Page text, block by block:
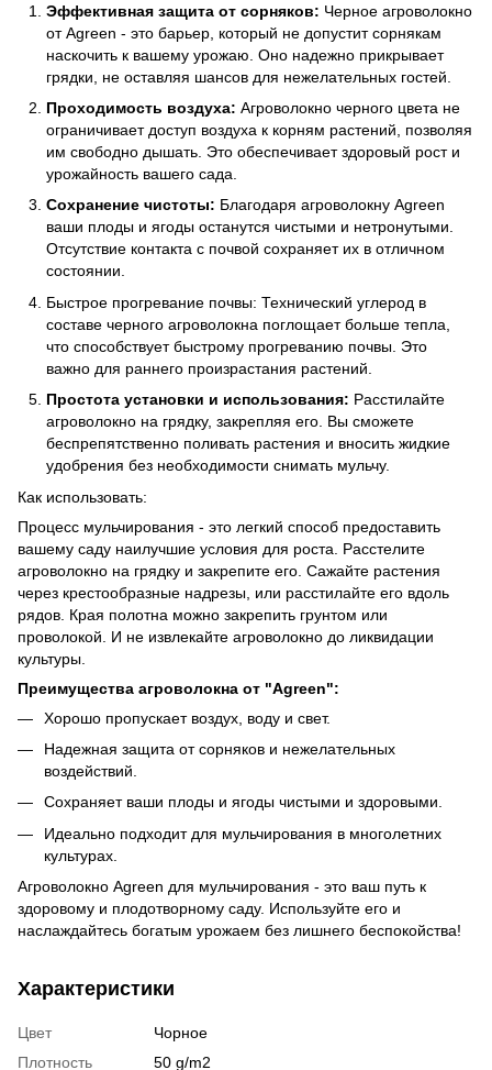
Эффективная защита от сорняков: Черное агроволокно
от Agreen - это барьер, который не допустит сорнякам
наскочить к вашему урожаю. Оно надежно прикрывает
грядки, не оставляя шансов для нежелательных гостей.
Проходимость воздуха: Агроволокно черного цвета не
ограничивает доступ воздуха к корням растений, позволяя
им свободно дышать. Это обеспечивает здоровый рост и
урожайность вашего сада.
Сохранение чистоты: Благодаря агроволокну Agreen
ваши плоды и ягоды останутся чистыми и нетронутыми.
Отсутствие контакта с почвой сохраняет их в отличном
состоянии.
Быстрое прогревание почвы: Технический углерод в
составе черного агроволокна поглощает больше тепла,
что способствует быстрому прогреванию почвы. Это
важно для раннего произрастания растений.
Простота установки и использования: Расстилайте
агроволокно на грядку, закрепляя его. Вы сможете
беспрепятственно поливать растения и вносить жидкие
удобрения без необходимости снимать мульчу.
Как использовать:
Процесс мульчирования - это легкий способ предоставить
вашему саду наилучшие условия для роста. Расстелите
агроволокно на грядку и закрепите его. Сажайте растения
через крестообразные надрезы, или расстилайте его вдоль
рядов. Края полотна можно закрепить грунтом или
проволокой. И не извлекайте агроволокно до ликвидации
культуры.
Преимущества агроволокна от "Agreen":
Хорошо пропускает воздух, воду и свет.
Надежная защита от сорняков и нежелательных
воздействий.
Сохраняет ваши плоды и ягоды чистыми и здоровыми.
Идеально подходит для мульчирования в многолетних
культурах.
Агроволокно Agreen для мульчирования - это ваш путь к
здоровому и плодотворному саду. Используйте его и
наслаждайтесь богатым урожаем без лишнего беспокойства!
Характеристики
Цвет
Чорное
Плотность
50 g/m2